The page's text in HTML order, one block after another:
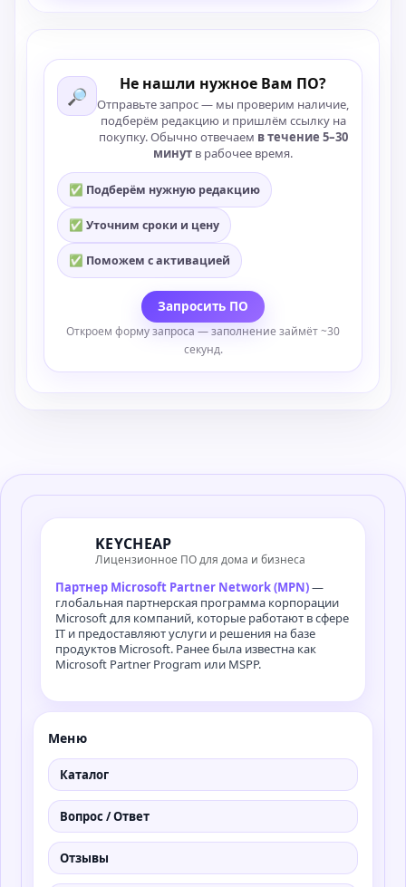
🔎
Не нашли нужное Вам ПО?
Отправьте запрос — мы проверим наличие,
подберём редакцию и пришлём ссылку на
покупку. Обычно отвечаем в течение 5–30
минут в рабочее время.
✅ Подберём нужную редакцию
✅ Уточним сроки и цену
✅ Поможем с активацией
Запросить ПО
Откроем форму запроса — заполнение займёт ~30
секунд.
KEYCHEAP
Лицензионное ПО для дома и бизнеса
Партнер Microsoft Partner Network (MPN)—
глобальная партнерская программа корпорации
Microsoft для компаний, которые работают в сфере
IT и предоставляют услуги и решения на базе
продуктов Microsoft. Ранее была известна как
Microsoft Partner Program или MSPP.
Меню
Каталог
Вопрос / Ответ
Отзывы